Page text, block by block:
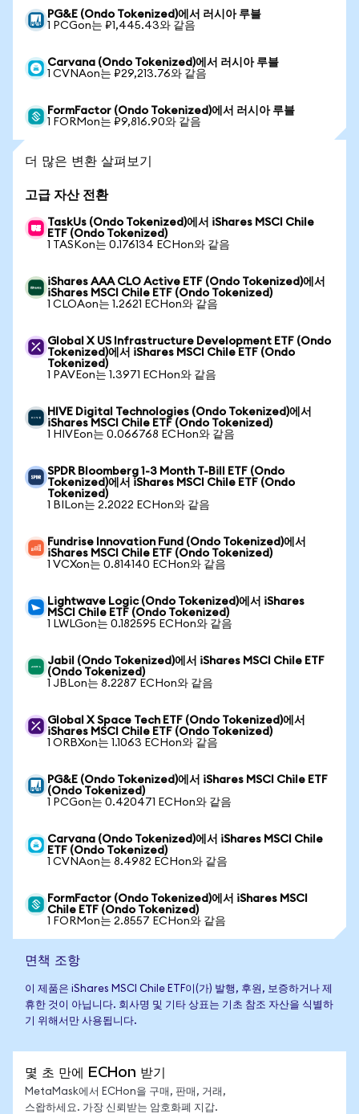
PG&E (Ondo Tokenized)에서 러시아 루블
1 PCGon는 ₽1,445.43와 같음
Carvana (Ondo Tokenized)에서 러시아 루블
1 CVNAon는 ₽29,213.76와 같음
FormFactor (Ondo Tokenized)에서 러시아 루블
1 FORMon는 ₽9,816.90와 같음
더 많은 변환 살펴보기
고급 자산 전환
TaskUs (Ondo Tokenized)에서 iShares MSCI Chile
ETF (Ondo Tokenized)
1 TASKon는 0.176134 ECHon와 같음
iShares AAA CLO Active ETF (Ondo Tokenized)에서
iShares MSCI Chile ETF (Ondo Tokenized)
1 CLOAon는 1.2621 ECHon와 같음
Global X US Infrastructure Development ETF (Ondo
Tokenized)에서 iShares MSCI Chile ETF (Ondo
Tokenized)
1 PAVEon는 1.3971 ECHon와 같음
HIVE Digital Technologies (Ondo Tokenized)에서
iShares MSCI Chile ETF (Ondo Tokenized)
1 HIVEon는 0.066768 ECHon와 같음
SPDR Bloomberg 1-3 Month T-Bill ETF (Ondo
Tokenized)에서 iShares MSCI Chile ETF (Ondo
Tokenized)
1 BILon는 2.2022 ECHon와 같음
Fundrise Innovation Fund (Ondo Tokenized)에서
iShares MSCI Chile ETF (Ondo Tokenized)
1 VCXon는 0.814140 ECHon와 같음
Lightwave Logic (Ondo Tokenized)에서 iShares
MSCI Chile ETF (Ondo Tokenized)
1 LWLGon는 0.182595 ECHon와 같음
Jabil (Ondo Tokenized)에서 iShares MSCI Chile ETF
(Ondo Tokenized)
1 JBLon는 8.2287 ECHon와 같음
Global X Space Tech ETF (Ondo Tokenized)에서
iShares MSCI Chile ETF (Ondo Tokenized)
1 ORBXon는 1.1063 ECHon와 같음
PG&E (Ondo Tokenized)에서 iShares MSCI Chile ETF
(Ondo Tokenized)
1 PCGon는 0.420471 ECHon와 같음
Carvana (Ondo Tokenized)에서 iShares MSCI Chile
ETF (Ondo Tokenized)
1 CVNAon는 8.4982 ECHon와 같음
FormFactor (Ondo Tokenized)에서 iShares MSCI
Chile ETF (Ondo Tokenized)
1 FORMon는 2.8557 ECHon와 같음
면책 조항
이 제품은 iShares MSCI Chile ETF이(가) 발행, 후원, 보증하거나 제
휴한 것이 아닙니다. 회사명 및 기타 상표는 기초 참조 자산을 식별하
기 위해서만 사용됩니다.
몇 초 만에 ECHon 받기
MetaMask에서 ECHon을 구매, 판매, 거래,
스왑하세요. 가장 신뢰받는 암호화폐 지갑.